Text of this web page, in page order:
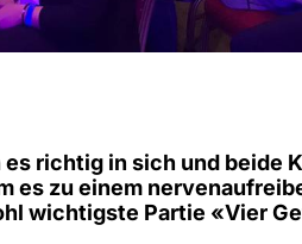
richtig in sich und beide
es zu einem
wichtigste Partie «Vier